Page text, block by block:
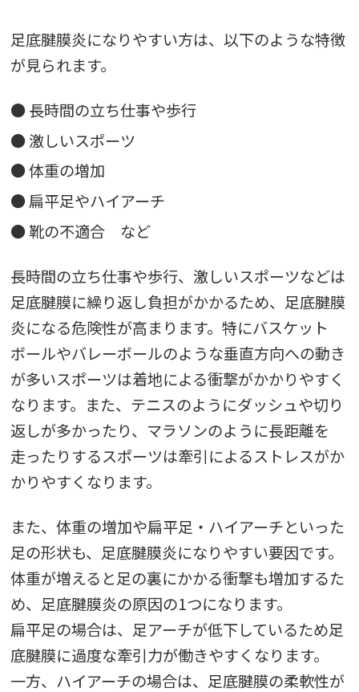
足底腱膜炎になりやすい方は、以下のような特徴
が見られます。
● 長時間の立ち仕事や歩行
● 激しいスポーツ
● 体重の増加
● 扁平足やハイアーチ
● 靴の不適合 など
長時間の立ち仕事や歩行、激しいスポーツなどは
足底腱膜に繰り返し負担がかかるため、足底腱膜
炎になる危険性が高まります。特にバスケット
ボールやバレーボールのような垂直方向への動き
が多いスポーツは着地による衝撃がかかりやすく
なります。また、テニスのようにダッシュや切り
返しが多かったり、マラソンのように長距離を
走ったりするスポーツは牽引によるストレスがか
かりやすくなります。
また、体重の増加や扁平足・ハイアーチといった
足の形状も、足底腱膜炎になりやすい要因です。
体重が増えると足の裏にかかる衝撃も増加するた
め、足底腱膜炎の原因の1つになります。
扁平足の場合は、足アーチが低下しているため足
底腱膜に過度な牽引力が働きやすくなります。
一方、ハイアーチの場合は、足底腱膜の柔軟性が